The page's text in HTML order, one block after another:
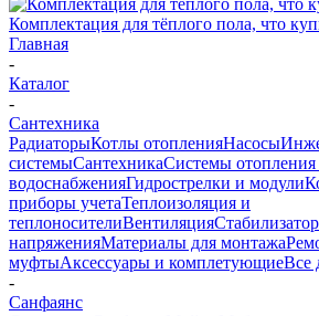
Комплектация для тёплого пола, что
Главная
-
Каталог
-
Сантехника
РадиаторыКотлы отопленияНасосы
системыСантехникаСистемы отопления
водоснабженияГидрострелки и модули
приборы учетаТеплоизоляция и
теплоносителиВентиляция
напряженияМатериалы для монтажа
муфтыАксессуары и комплетующиеВсе
-
Санфаянс